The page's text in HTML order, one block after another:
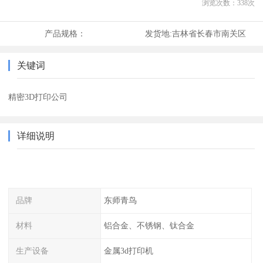
浏览次数： 338次
产品规格： 发货地:吉林省长春市南关区
关键词
精密3D打印公司
详细说明
品牌 东师青鸟
材料 铝合金、不锈钢、钛合金
生产设备 金属3d打印机